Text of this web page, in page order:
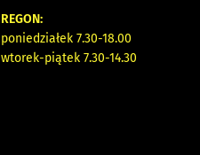
REGON:
poniedziałek 7.30-18.00
wtorek-piątek 7.30-14.30